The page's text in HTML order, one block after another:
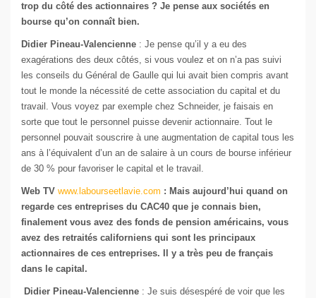
trop du côté des actionnaires ? Je pense aux sociétés en
bourse qu’on connaît bien.
Didier Pineau-Valencienne : Je pense qu’il y a eu des
exagérations des deux côtés, si vous voulez et on n’a pas suivi
les conseils du Général de Gaulle qui lui avait bien compris avant
tout le monde la nécessité de cette association du capital et du
travail. Vous voyez par exemple chez Schneider, je faisais en
sorte que tout le personnel puisse devenir actionnaire. Tout le
personnel pouvait souscrire à une augmentation de capital tous les
ans à l’équivalent d’un an de salaire à un cours de bourse inférieur
de 30 % pour favoriser le capital et le travail.
Web TV www.labourseetlavie.com : Mais aujourd’hui quand on
regarde ces entreprises du CAC40 que je connais bien,
finalement vous avez des fonds de pension américains, vous
avez des retraités californiens qui sont les principaux
actionnaires de ces entreprises. Il y a très peu de français
dans le capital.
Didier Pineau-Valencienne : Je suis désespéré de voir que les